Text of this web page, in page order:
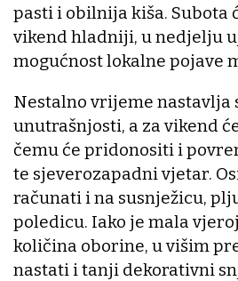
pasti i obilnija kiša. Subota
vikend hladniji, u nedjelju
mogućnost lokalne pojave
Nestalno vrijeme nastavlja
unutrašnjosti, a za vikend
čemu će pridonositi i
te sjeverozapadni vjetar.
računati i na susnježicu,
poledicu. Iako je mala
količina oborine, u višim
nastati i tanji dekorativni